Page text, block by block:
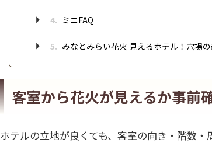
4. ミニFAQ
5. みなとみらい花火 見えるホテル！穴場
客室から花火が見えるか事前
ホテルの立地が良くても、客室の向き・階数